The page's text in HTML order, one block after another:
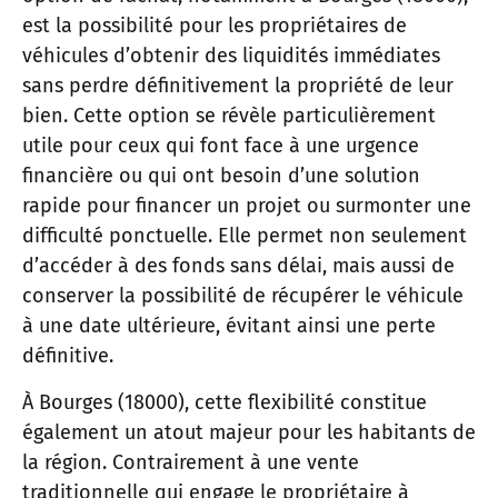
est la possibilité pour les propriétaires de
véhicules d’obtenir des liquidités immédiates
sans perdre définitivement la propriété de leur
bien. Cette option se révèle particulièrement
utile pour ceux qui font face à une urgence
financière ou qui ont besoin d’une solution
rapide pour financer un projet ou surmonter une
difficulté ponctuelle. Elle permet non seulement
d’accéder à des fonds sans délai, mais aussi de
conserver la possibilité de récupérer le véhicule
à une date ultérieure, évitant ainsi une perte
définitive.
À Bourges (18000), cette flexibilité constitue
également un atout majeur pour les habitants de
la région. Contrairement à une vente
traditionnelle qui engage le propriétaire à